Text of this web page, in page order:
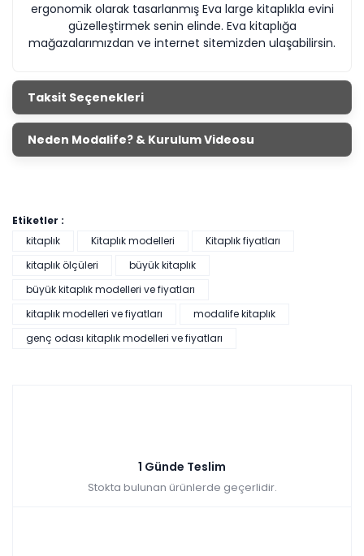
ergonomik olarak tasarlanmış Eva large kitaplıkla evini
güzelleştirmek senin elinde. Eva kitaplığa
mağazalarımızdan ve internet sitemizden ulaşabilirsin.
Taksit Seçenekleri
Neden Modalife? & Kurulum Videosu
Etiketler :
kitaplık
Kitaplık modelleri
Kitaplık fiyatları
kitaplık ölçüleri
büyük kitaplık
büyük kitaplık modelleri ve fiyatları
kitaplık modelleri ve fiyatları
modalife kitaplık
genç odası kitaplık modelleri ve fiyatları
1 Günde Teslim
Stokta bulunan ürünlerde geçerlidir.